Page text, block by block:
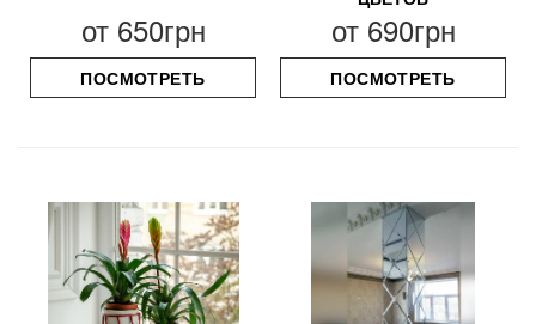
от 650грн
ПОСМОТРЕТЬ
от 690грн
ПОСМОТРЕТЬ